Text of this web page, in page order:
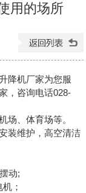
用的场所
降机厂家为您服
，咨询电话028-
场、体育场等。
装维护，高空清洁
动;
；